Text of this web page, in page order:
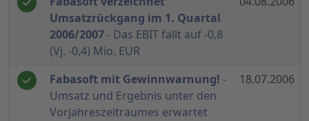
Umsatzrückgang im 1. Quartal
2006/2007 - Das EBIT fällt auf -0,8
(Vj. -0,4) Mio. EUR
Fabasoft mit Gewinnwarnung! -
Umsatz und Ergebnis unter den
Vorjahreszeitraumes erwartet
18.07.2006